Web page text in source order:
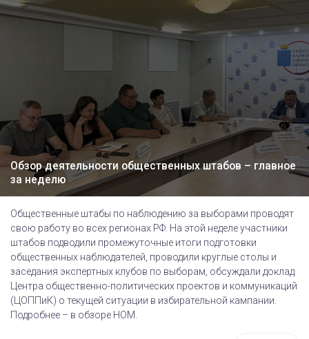
Обзор деятельности общественных штабов – главное
за неделю
Общественные штабы по наблюдению за выборами проводят
свою работу во всех регионах РФ. На этой неделе участники
штабов подводили промежуточные итоги подготовки
общественных наблюдателей, проводили круглые столы и
заседания экспертных клубов по выборам, обсуждали доклад
Центра общественно-политических проектов и коммуникаций
(ЦОППиК) о текущей ситуации в избирательной кампании.
Подробнее – в обзоре НОМ.